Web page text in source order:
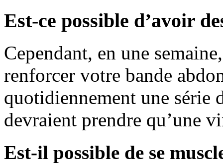
Est-ce possible d’avoir
Cependant, en une
renforcer votre bande
quotidiennement une série
devraient prendre qu’une
Est-il possible de se